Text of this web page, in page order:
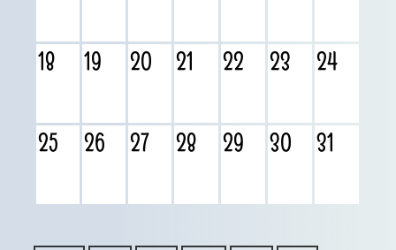
18 19 20 21 22 23 24
25 26 27 28 29 30 31